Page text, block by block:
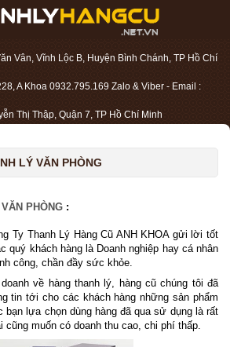
Vân, Vĩnh Lộc B, Huyện Bình Chánh, TP Hồ Chí
A Khoa 0932.795.169 Zalo & Viber - Email :
Thị Thập, Quận 7, TP Hồ Chí Minh
LÝ VĂN PHÒNG
PHÒNG :
Ty Thanh Lý Hàng Cũ ANH KHOA gửi lời tốt
quý khách hàng là Doanh nghiệp hay cá nhân
công, chần đầy sức khỏe.
về hàng thanh lý, hàng cũ chúng tôi đã
tin tới cho các khách hàng những sản phẩm
bạn lựa chọn dùng hàng đã qua sử dụng là rất
cũng muốn có doanh thu cao, chi phí thấp.